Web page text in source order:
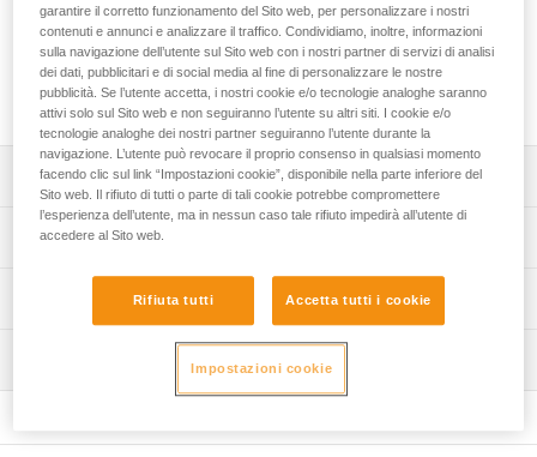
dal 2018).
Richiedi parte al servizio post-vendita
Descrizione
Vite compatibile con i cordini GRILLON commercializzati
- GRILLON (L052AA),
- GRILLON PLUS (L052EA),
- GRILLON HOOK (L052BA, L052CA),
- GRILLON MGO (L052DA).
Specifiche tecniche
Dettagli codice
Codice : L052RA00
Garanzia : 3 anni
Informazioni tecniche
garantire il corretto funzionamento del Sito web, per personalizzare i nostri
contenuti e annunci e analizzare il traffico. Condividiamo, inoltre, informazioni
sulla navigazione dell’utente sul Sito web con i nostri partner di servizi di analisi
dei dati, pubblicitari e di social media al fine di personalizzare le nostre
pubblicità. Se l’utente accetta, i nostri cookie e/o tecnologie analoghe saranno
attivi solo sul Sito web e non seguiranno l’utente su altri siti. I cookie e/o
tecnologie analoghe dei nostri partner seguiranno l’utente durante la
navigazione. L’utente può revocare il proprio consenso in qualsiasi momento
facendo clic sul link “Impostazioni cookie”, disponibile nella parte inferiore del
Sito web. Il rifiuto di tutti o parte di tali cookie potrebbe compromettere
l’esperienza dell’utente, ma in nessun caso tale rifiuto impedirà all’utente di
accedere al Sito web.
Rifiuta tutti Accetta tutti i cookie
Impostazioni cookie